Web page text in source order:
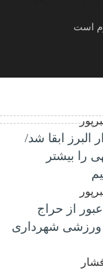
است
البرز ابقا شد/
را بیشتر
از حراج
ورزشی شهرداری